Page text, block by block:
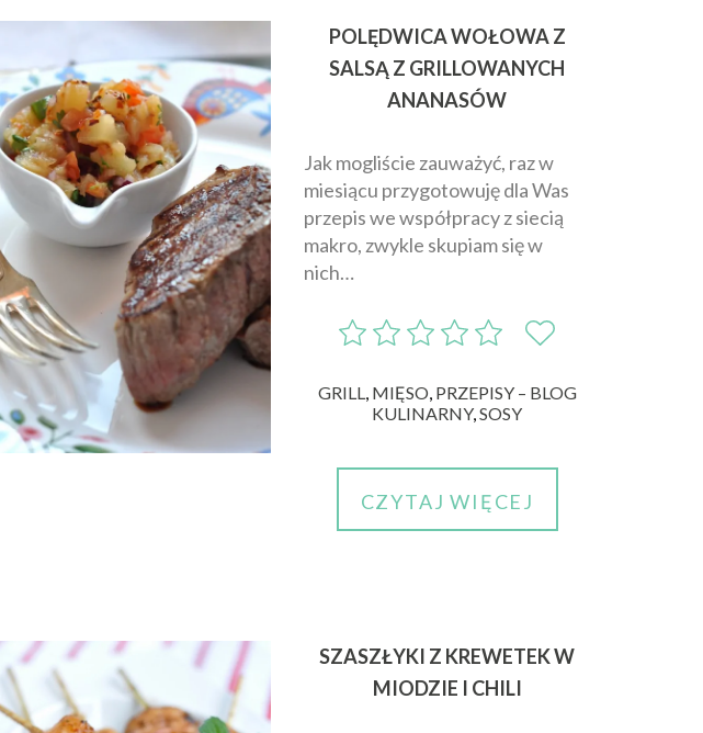
POLĘDWICA WOŁOWA Z
SALSĄ Z GRILLOWANYCH
ANANASÓW
Jak mogliście zauważyć, raz w
miesiącu przygotowuję dla Was
przepis we współpracy z siecią
makro, zwykle skupiam się w
nich…
GRILL, MIĘSO, PRZEPISY – BLOG
KULINARNY,SOSY
CZYTAJ WIĘCEJ
SZASZŁYKI Z KREWETEK W
MIODZIE I CHILI